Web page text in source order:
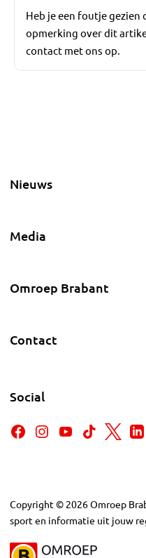
Heb je een foutje gezien
opmerking over dit
contact met ons op.
Nieuws
Media
Omroep Brabant
Contact
Social
Copyright © 2026Omroep
sport en informatie uit jouw